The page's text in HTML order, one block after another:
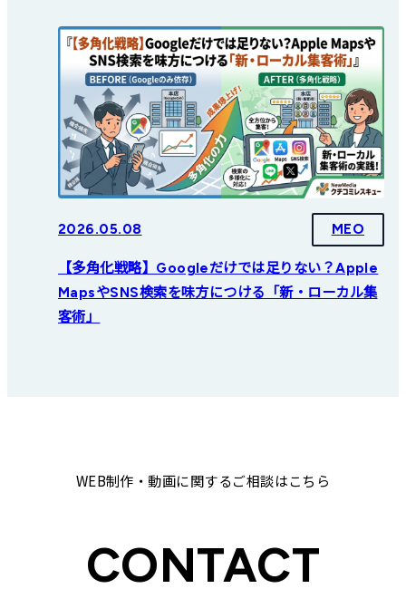
2026.05.08 MEO
【多角化戦略】Googleだけでは足りない？Apple
MapsやSNS検索を味方につける「新・ローカル集
客術」
WEB制作・動画に関するご相談はこちら
CONTACT